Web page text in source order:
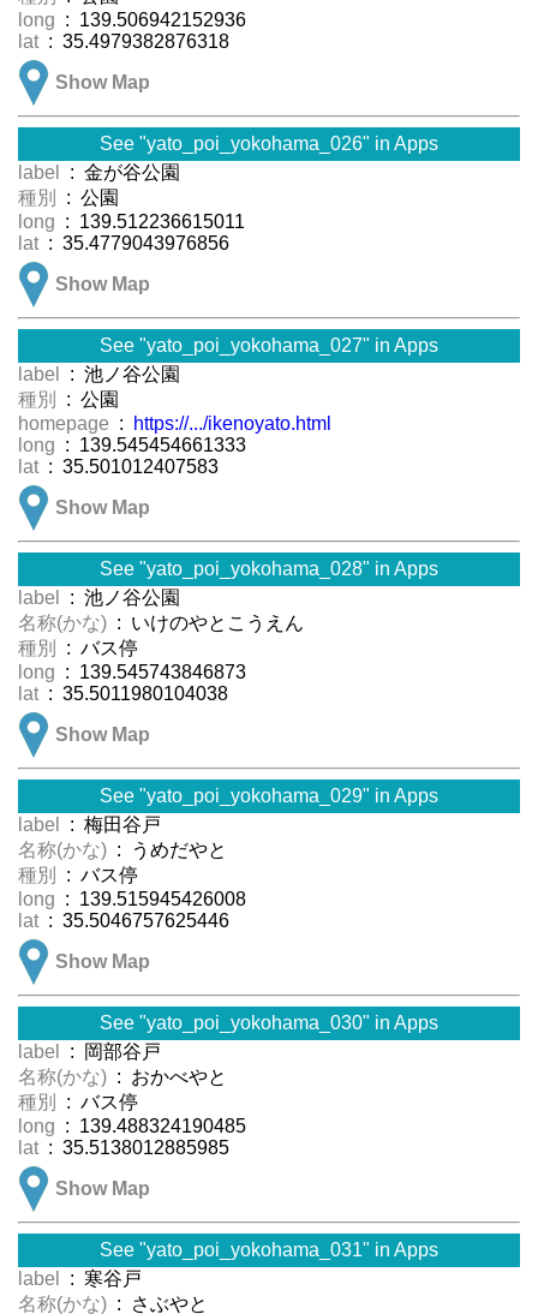
long : 139.506942152936
lat : 35.4979382876318
Show Map
See "yato_poi_yokohama_026" in Apps
label
: 金が谷公園
種別
: 公園
long : 139.512236615011
lat : 35.4779043976856
Show Map
See "yato_poi_yokohama_027" in Apps
label
: 池ノ谷公園
種別
: 公園
homepage :
https://.../ikenoyato.html
long : 139.545454661333
lat : 35.501012407583
Show Map
See "yato_poi_yokohama_028" in Apps
label
: 池ノ谷公園
名称(かな) : いけのやとこうえん
種別
: バス停
long : 139.545743846873
lat : 35.5011980104038
Show Map
See "yato_poi_yokohama_029" in Apps
label
: 梅田谷戸
名称(かな) : うめだやと
種別
: バス停
long : 139.515945426008
lat : 35.5046757625446
Show Map
See "yato_poi_yokohama_030" in Apps
label
: 岡部谷戸
名称(かな) : おかべやと
種別
: バス停
long : 139.488324190485
lat : 35.5138012885985
Show Map
See "yato_poi_yokohama_031" in Apps
label
: 寒谷戸
名称(かな) : さぶやと